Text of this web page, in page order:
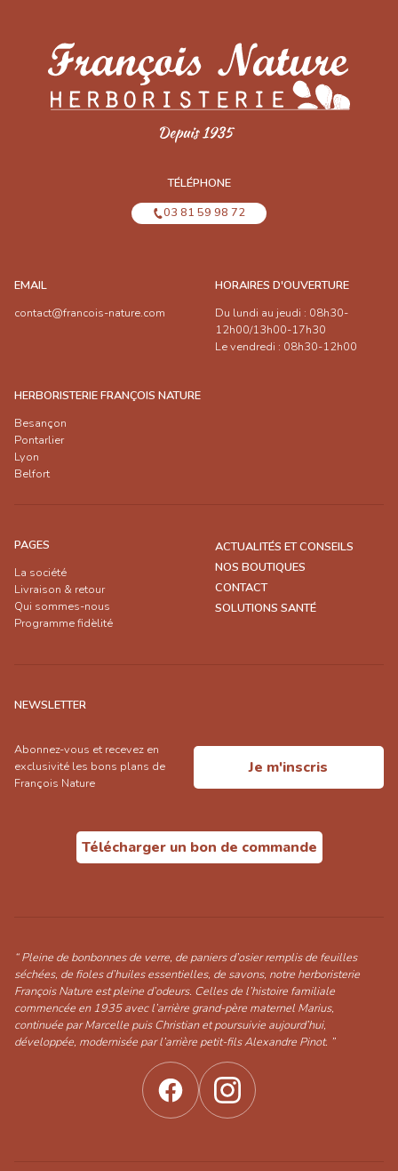
TÉLÉPHONE
03 81 59 98 72
EMAIL
contact@francois-nature.com
HORAIRES D'OUVERTURE
Du lundi au jeudi : 08h30-
12h00/13h00-17h30
Le vendredi : 08h30-12h00
HERBORISTERIE FRANÇOIS NATURE
Besançon
Pontarlier
Lyon
Belfort
PAGES
La société
Livraison & retour
Qui sommes-nous
Programme fidèlité
ACTUALITÉS ET CONSEILS
NOS BOUTIQUES
CONTACT
SOLUTIONS SANTÉ
NEWSLETTER
Abonnez-vous et recevez en
exclusivité les bons plans de
François Nature
Je m'inscris
Télécharger un bon de commande
“ Pleine de bonbonnes de verre, de paniers d’osier remplis de feuilles
séchées, de fioles d’huiles essentielles, de savons, notre herboristerie
François Nature est pleine d’odeurs. Celles de l’histoire familiale
commencée en 1935 avec l’arrière grand-père maternel Marius,
continuée par Marcelle puis Christian et poursuivie aujourd’hui,
développée, modernisée par l’arrière petit-fils Alexandre Pinot. ”